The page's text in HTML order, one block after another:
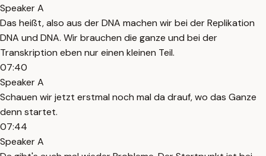
Speaker A
Das heißt, also aus der DNA machen wir bei der Replikation
DNA und DNA. Wir brauchen die ganze und bei der
Transkription eben nur einen kleinen Teil.
07:40
Speaker A
Schauen wir jetzt erstmal noch mal da drauf, wo das Ganze
denn startet.
07:44
Speaker A